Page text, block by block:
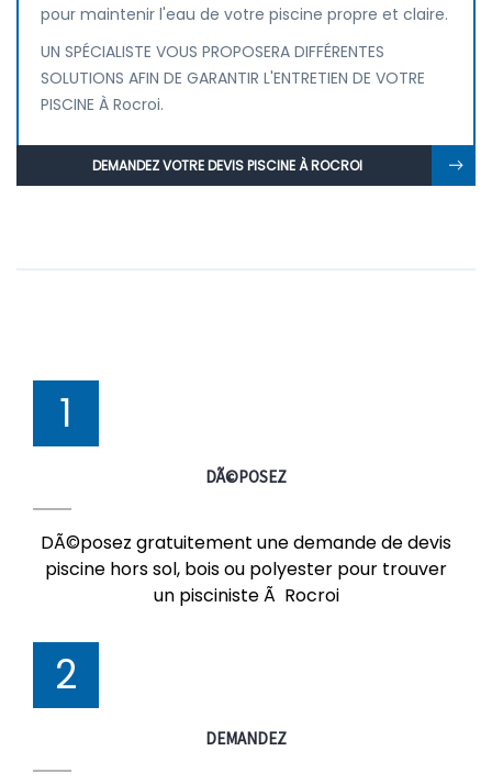
pour maintenir l'eau de votre piscine propre et claire.
UN SPÉCIALISTE VOUS PROPOSERA DIFFÉRENTES
SOLUTIONS AFIN DE GARANTIR L'ENTRETIEN DE VOTRE
PISCINE À Rocroi.
DEMANDEZ VOTRE DEVIS PISCINE À ROCROI
1
DÃ©POSEZ
DÃ©posez gratuitement une demande de devis
piscine hors sol, bois ou polyester pour trouver
un pisciniste Ã Rocroi
2
DEMANDEZ